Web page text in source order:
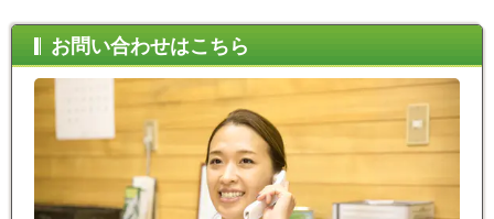
お問い合わせはこちら